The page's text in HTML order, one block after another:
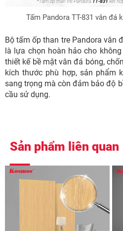
Tấm Pandora TT-831 vân đá
Bộ tấm ốp than tre Pandora vân
là lựa chọn hoàn hảo cho
thiết kế bề mặt vân đá bóng,
kích thước phù hợp, sản phẩm
sang trọng mà còn đảm bảo độ
cầu sử dụng.
Sản phẩm liên quan